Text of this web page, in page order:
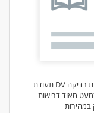
תעודת DV היא ממש כמו קבלת כרטיס ספרייה. לא מתבצעת בדיקה
מאוד דרישות